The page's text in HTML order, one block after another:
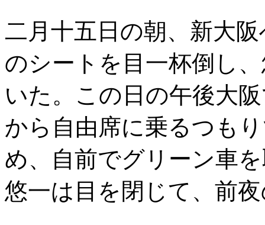
二月十五日の朝、新大
のシートを目一杯倒し
いた。この日の午後大
から自由席に乗るつも
め、自前でグリーン車
悠一は目を閉じて、前